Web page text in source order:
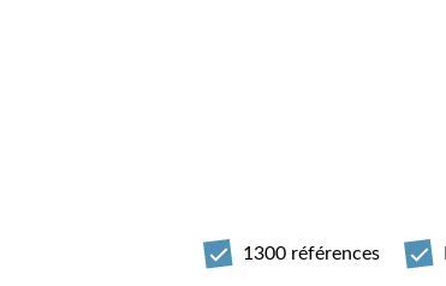
1300 références